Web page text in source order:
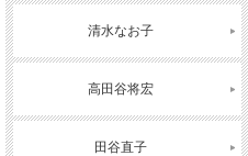
清水なお子
高田谷将宏
田谷直子